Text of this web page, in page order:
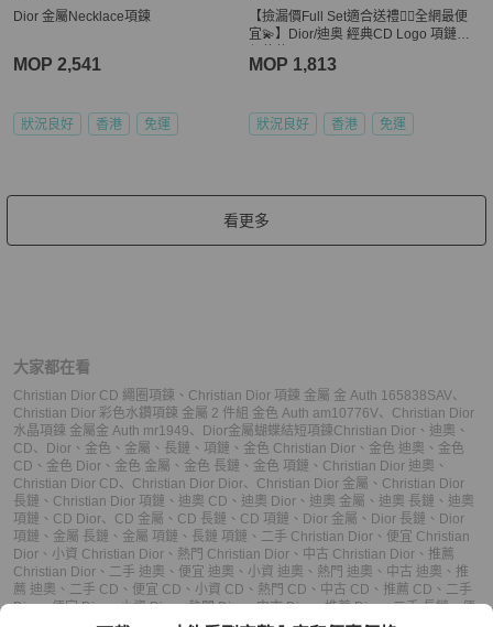
Dior 金屬Necklace項鍊
MOP 2,541
狀況良好 香港 免運
【撿漏價Full Set適合送禮👍🏻全網最便
宜💫】Dior/迪奥 經典CD Logo 項鏈
MOP 1,813
狀況良好 香港 免運
看更多
大家都在看
Christian Dior CD 繩圈項鍊 、 Christian Dior 項鍊 金屬 金 Auth 165838SAV、
Christian Dior 彩色水鑽項鍊 金屬 2 件組 金色 Auth am10776V、 Christian Dior
水晶項鍊 金屬金 Auth mr1949、 Dior金屬蝴蝶結短項鍊Christian Dior 、 迪奧 、
CD、 Dior 、 金色 、 金屬 、 長鏈 、 項鏈 、 金色 Christian Dior 、 金色 迪奧 、 金色
CD 、 金色 Dior 、 金色 金屬 、 金色 長鏈 、 金色 項鏈 、 Christian Dior 迪奧 、
Christian Dior CD、 Christian Dior Dior、 Christian Dior 金屬 、 Christian Dior
長鏈 、 Christian Dior 項鏈 、 迪奧 CD 、 迪奧 Dior 、 迪奧 金屬 、 迪奧 長鏈 、 迪奧
項鏈 、 CD Dior、 CD 金屬 、 CD 長鏈 、 CD 項鏈 、 Dior 金屬 、 Dior 長鏈 、 Dior
項鏈 、 金屬 長鏈 、 金屬 項鏈 、 長鏈 項鏈 、 二手 Christian Dior 、 便宜 Christian
Dior 、 小資 Christian Dior 、 熱門 Christian Dior 、 中古 Christian Dior 、 推薦
Christian Dior 、 二手 迪奧 、 便宜 迪奧 、 小資 迪奧 、 熱門 迪奧 、 中古 迪奧 、 推
薦 迪奧 、 二手 CD 、 便宜 CD 、 小資 CD 、 熱門 CD 、 中古 CD 、 推薦 CD 、 二手
Dior、便宜 Dior、小資 Dior、熱門 Dior、中古 Dior、推薦 Dior、二手 長鏈、便